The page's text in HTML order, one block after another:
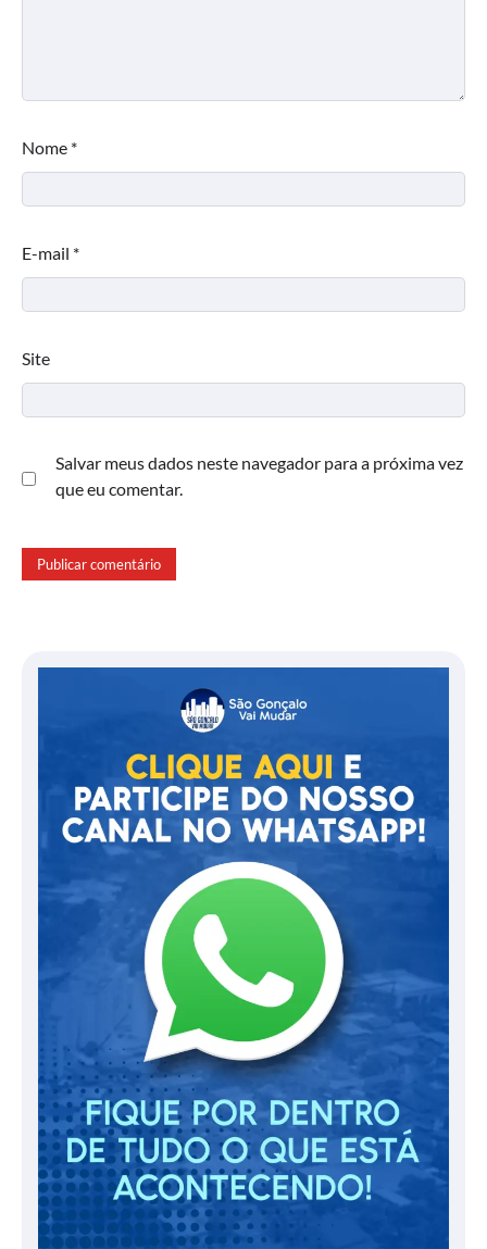
Nome *
E-mail *
Site
Salvar meus dados neste navegador para a próxima vez
que eu comentar.